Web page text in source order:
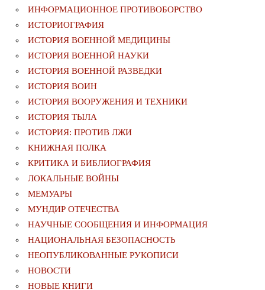
ИНФОРМАЦИОННОЕ ПРОТИВОБОРСТВО
ИСТОРИОГРАФИЯ
ИСТОРИЯ ВОЕННОЙ МЕДИЦИНЫ
ИСТОРИЯ ВОЕННОЙ НАУКИ
ИСТОРИЯ ВОЕННОЙ РАЗВЕДКИ
ИСТОРИЯ ВОИН
ИСТОРИЯ ВООРУЖЕНИЯ И ТЕХНИКИ
ИСТОРИЯ ТЫЛА
ИСТОРИЯ: ПРОТИВ ЛЖИ
КНИЖНАЯ ПОЛКА
КРИТИКА И БИБЛИОГРАФИЯ
ЛОКАЛЬНЫЕ ВОЙНЫ
МЕМУАРЫ
МУНДИР ОТЕЧЕСТВА
НАУЧНЫЕ СООБЩЕНИЯ И ИНФОРМАЦИЯ
НАЦИОНАЛЬНАЯ БЕЗОПАСНОСТЬ
НЕОПУБЛИКОВАННЫЕ РУКОПИСИ
НОВОСТИ
НОВЫЕ КНИГИ